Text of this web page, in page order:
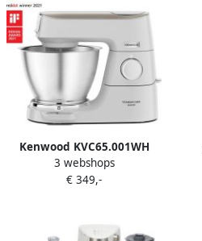
Kenwood KVC65.001WH
keukenmachine 1200 W 5 l
Roestvrijstaal Wit
3 webshops
€ 349,-